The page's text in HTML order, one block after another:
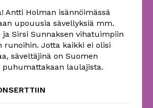
Antti Holman isännöimässä
upouusia sävellyksiä mm.
ja Sirsi Sunnaksen vihatuimpiin
runoihin. Jotta kaikki ei olisi
säveltäjinä on Suomen
puhumattakaan laulajista.